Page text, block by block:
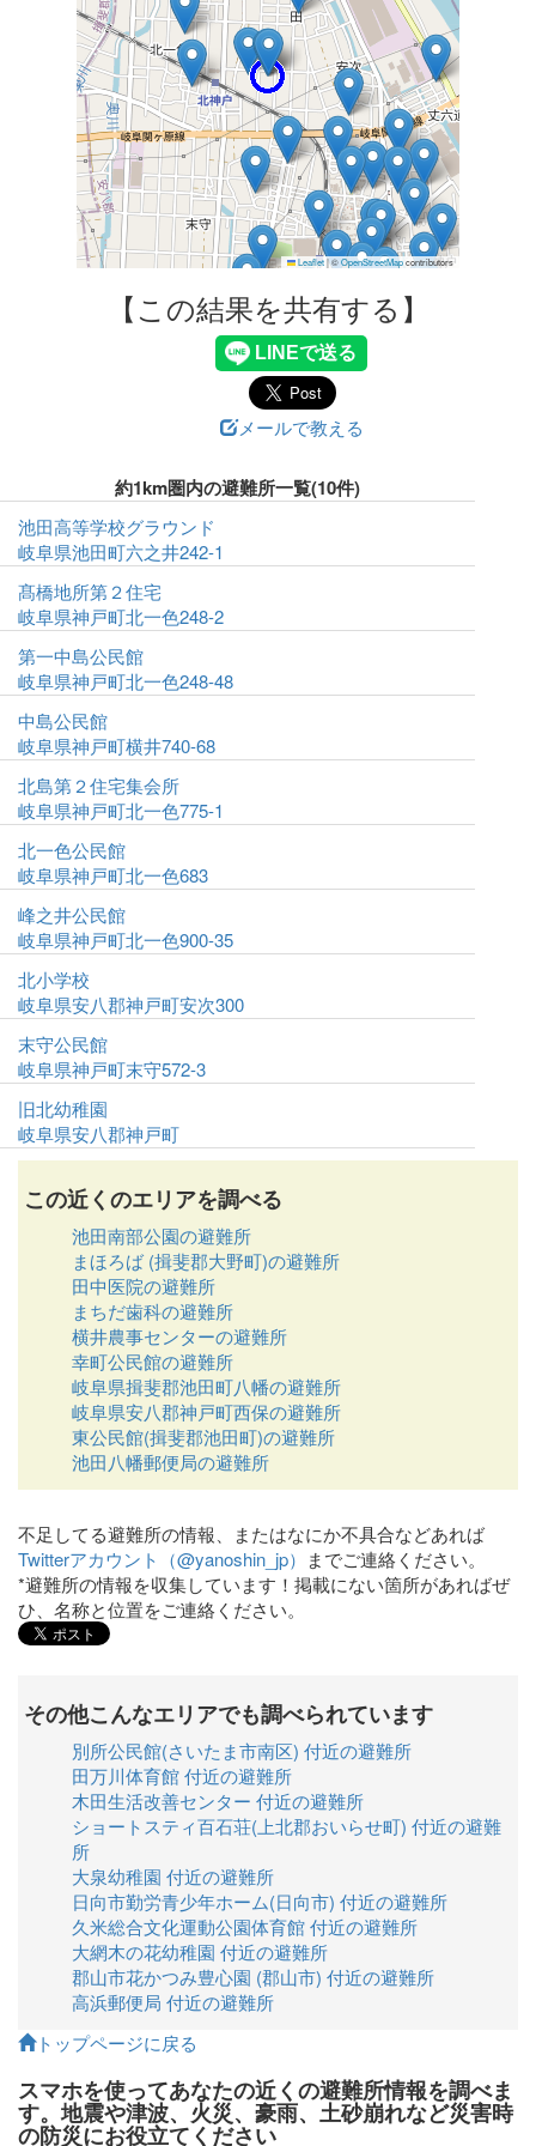
Leaflet|©OpenStreetMapcontributors
【この結果を共有する】
メールで教える
約1km圏内の避難所一覧(10件)
池田高等学校グラウンド
岐阜県池田町六之井242-1
髙橋地所第２住宅
岐阜県神戸町北一色248-2
第一中島公民館
岐阜県神戸町北一色248-48
中島公民館
岐阜県神戸町横井740-68
北島第２住宅集会所
岐阜県神戸町北一色775-1
北一色公民館
岐阜県神戸町北一色683
峰之井公民館
岐阜県神戸町北一色900-35
北小学校
岐阜県安八郡神戸町安次300
末守公民館
岐阜県神戸町末守572-3
旧北幼稚園
岐阜県安八郡神戸町
この近くのエリアを調べる
池田南部公園の避難所
まほろば (揖斐郡大野町)の避難所
田中医院の避難所
まちだ歯科の避難所
横井農事センターの避難所
幸町公民館の避難所
岐阜県揖斐郡池田町八幡の避難所
岐阜県安八郡神戸町西保の避難所
東公民館(揖斐郡池田町)の避難所
池田八幡郵便局の避難所
不足してる避難所の情報、またはなにか不具合などあれば
Twitterアカウント（@yanoshin_jp） までご連絡ください。
*避難所の情報を収集しています！掲載にない箇所があればぜ
ひ、名称と位置をご連絡ください。
その他こんなエリアでも調べられています
別所公民館(さいたま市南区) 付近の避難所
田万川体育館 付近の避難所
木田生活改善センター 付近の避難所
ショートスティ百石荘(上北郡おいらせ町) 付近の避難
所
大泉幼稚園 付近の避難所
日向市勤労青少年ホーム(日向市) 付近の避難所
久米総合文化運動公園体育館 付近の避難所
大網木の花幼稚園 付近の避難所
郡山市花かつみ豊心園 (郡山市) 付近の避難所
高浜郵便局 付近の避難所
トップページに戻る
スマホを使ってあなたの近くの避難所情報を調べま
す。地震や津波、火災、豪雨、土砂崩れなど災害時
の防災にお役立てください